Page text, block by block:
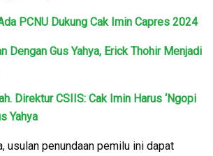
PCNU Dukung Cak Imin Capres 2024
Dengan Gus Yahya, Erick Thohir Menjadi
Direktur CSIIS: Cak Imin Harus ‘Ngopi
Yahya
usulan penundaan pemilu ini dapat